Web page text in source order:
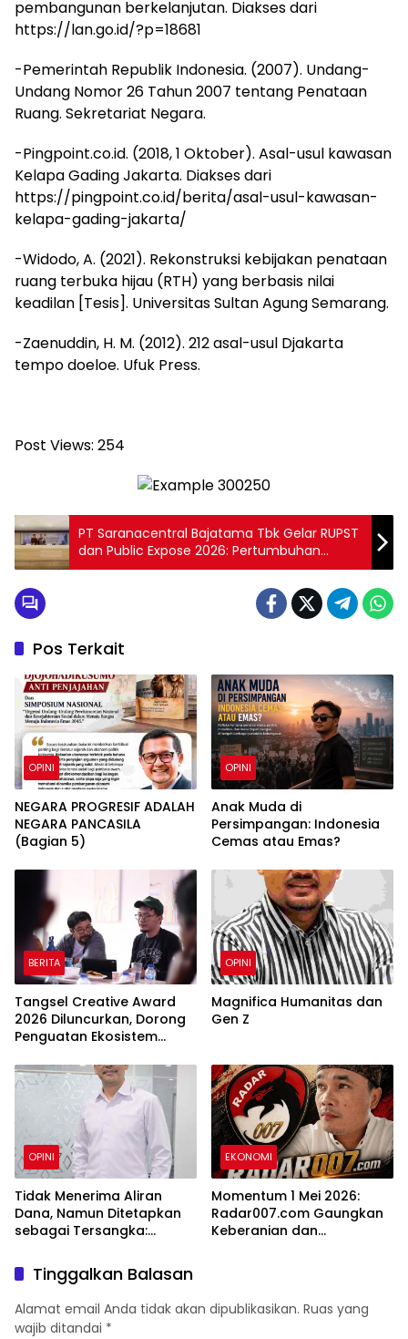
pembangunan berkelanjutan. Diakses dari
https://lan.go.id/?p=18681
-Pemerintah Republik Indonesia. (2007). Undang-
Undang Nomor 26 Tahun 2007 tentang Penataan
Ruang. Sekretariat Negara.
-Pingpoint.co.id. (2018, 1 Oktober). Asal-usul kawasan
Kelapa Gading Jakarta. Diakses dari
https://pingpoint.co.id/berita/asal-usul-kawasan-
kelapa-gading-jakarta/
-Widodo, A. (2021). Rekonstruksi kebijakan penataan
ruang terbuka hijau (RTH) yang berbasis nilai
keadilan [Tesis]. Universitas Sultan Agung Semarang.
-Zaenuddin, H. M. (2012). 212 asal-usul Djakarta
tempo doeloe. Ufuk Press.
Post Views: 254
PT Saranacentral Bajatama Tbk Gelar RUPST
dan Public Expose 2026: Pertumbuhan
Berkelanjutan Untuk Masa Depan Yang
Pos Terkait
OPINI
NEGARA PROGRESIF ADALAH
NEGARA PANCASILA
(Bagian 5)
OPINI
Anak Muda di
Persimpangan: Indonesia
Cemas atau Emas?
BERITA
Tangsel Creative Award
2026 Diluncurkan, Dorong
Penguatan Ekosistem
Selatan
OPINI
Magnifica Humanitas dan
Gen Z
OPINI
Tidak Menerima Aliran
Dana, Namun Ditetapkan
sebagai Tersangka:
dalam Perspektif KUHP
2023
EKONOMI
Momentum 1 Mei 2026:
Radar007.com Gaungkan
Keberanian dan
Tinggalkan Balasan
Alamat email Anda tidak akan dipublikasikan. Ruas yang
wajib ditandai *